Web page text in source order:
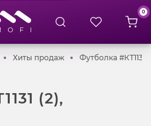
0
Женская одежда
Хиты продажХиты продаж
Футболка
(2),